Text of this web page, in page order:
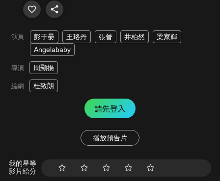
演員 彭于晏 王珞丹 張晉 井柏然
梁家輝
Angelababy
導演 周顯揚
編劇 杜致朗
請先登入
播放預告片
我的星等
影片給分